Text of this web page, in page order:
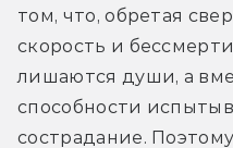
том, что, обретая
скорость и
лишаются души, а
способности
сострадание.